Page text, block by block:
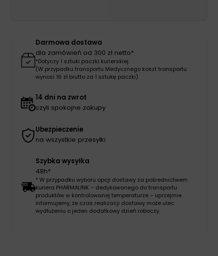
Darmowa dostawa
dla zamówień od 300 zł netto*
*Dotyczy 1 sztuki paczki kurierskiej
(W przypadku transportu Medycznego koszt transportu
wynosi 16 zł brutto za 1 sztukę paczki)
14 dni na zwrot
czyli spokojne zakupy
Ubezpieczenie
na wszystkie przesyłki
Szybka wysyłka
48h*
* W przypadku wyboru opcji dostawy za pośrednictwem
kuriera PHARMALINK – dedykowanego do transportu
produktów w kontrolowanej temperaturze – uprzejmie
informujemy, że czas realizacji dostawy może ulec
wydłużeniu o jeden dodatkowy dzień roboczy.